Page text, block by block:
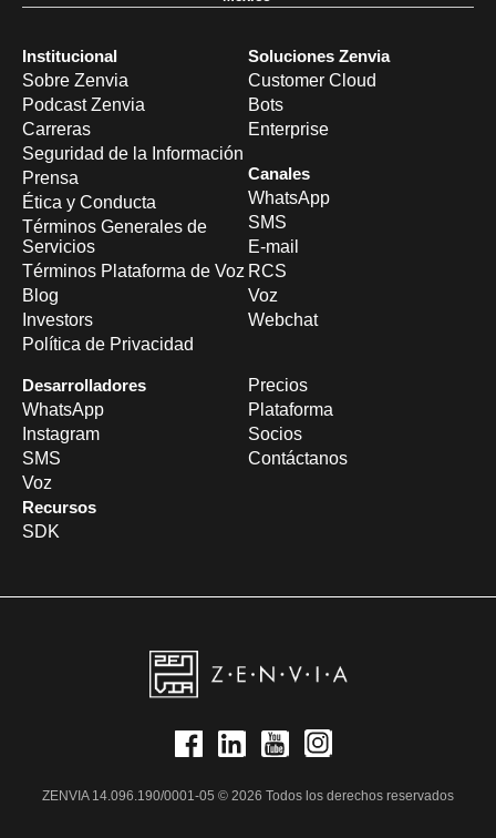
Institucional
Sobre Zenvia
Podcast Zenvia
Carreras
Seguridad de la Información
Prensa
Ética y Conducta
Términos Generales de
Servicios
Términos Plataforma de Voz
Blog
Investors
Política de Privacidad
Soluciones Zenvia
Customer Cloud
Bots
Enterprise
Canales
WhatsApp
SMS
E-mail
RCS
Voz
Webchat
Desarrolladores
WhatsApp
Instagram
SMS
Voz
Recursos
SDK
Precios
Plataforma
Socios
Contáctanos
ZENVIA 14.096.190/0001-05 © 2026 Todos los derechos reservados